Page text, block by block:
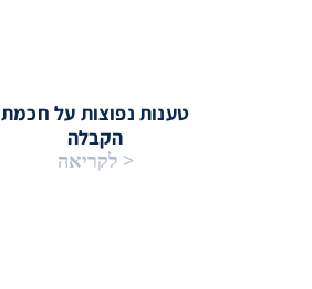
טענות נפוצות על חכמת
הקבלה
< לקריאה